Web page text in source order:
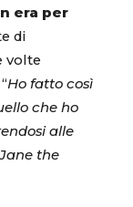
era per
di
volte
Ho fatto così
che ho
alle
the